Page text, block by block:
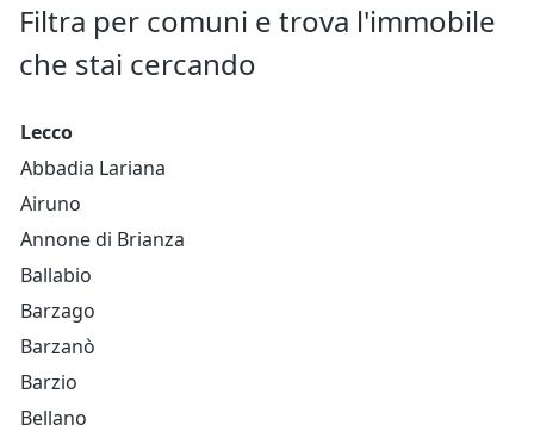
Filtra per comuni e trova l'immobile
che stai cercando
Lecco
Abbadia Lariana
Airuno
Annone di Brianza
Ballabio
Barzago
Barzanò
Barzio
Bellano